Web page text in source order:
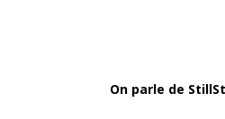
On parle de